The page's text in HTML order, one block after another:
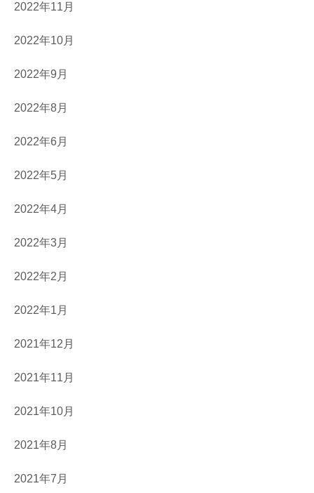
2022年11月
2022年10月
2022年9月
2022年8月
2022年6月
2022年5月
2022年4月
2022年3月
2022年2月
2022年1月
2021年12月
2021年11月
2021年10月
2021年8月
2021年7月